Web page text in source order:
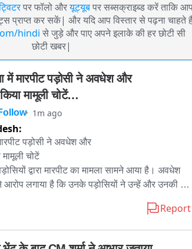
पर फॉलो औरयूट्यूब पर सब्सक्राइब्ड करें ताकि
प्राप्त कर सकें| और यदि आप विस्तार से पढ़ना चाहते
hindi से जुड़े और पाए अपने इलाके की हर छोटी सी
छोटी खबर|
में मारपीट पड़ोसी ने अवधेश और
मामूली चोटें
1m ago
पड़ोसी ने अवधेश और
चोटें
द्वारा मारपीट का मामला सामने आया है। अवधेश
आरोप लगाया है कि उनके पड़ोसियों ने उन्हें और उनकी
पड़ोसी गुड्डी देवी, अनिल कुमार, निर्मला देवी और सुनील
Report